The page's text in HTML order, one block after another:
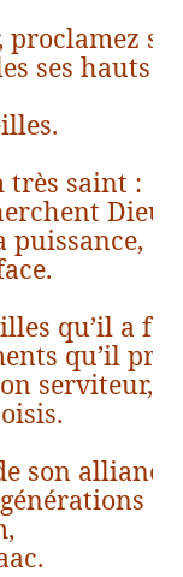
proclamez
ses hauts
très saint :
Dieu !
puissance,
qu’il a
qu’il
serviteur,
son alliance,
: